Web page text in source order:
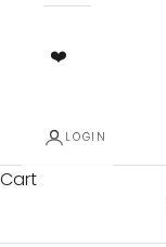
❤️
LOGIN
Cart